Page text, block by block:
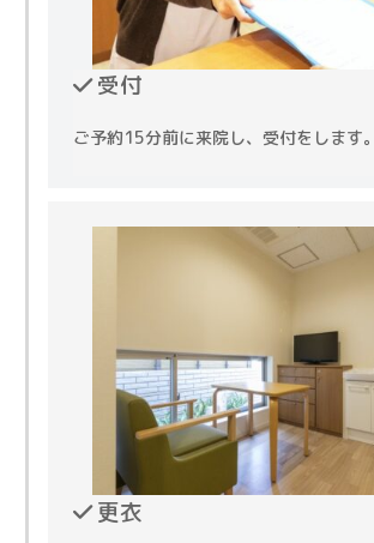
受付
ご予約15分前に来院し、受付をします。
更衣